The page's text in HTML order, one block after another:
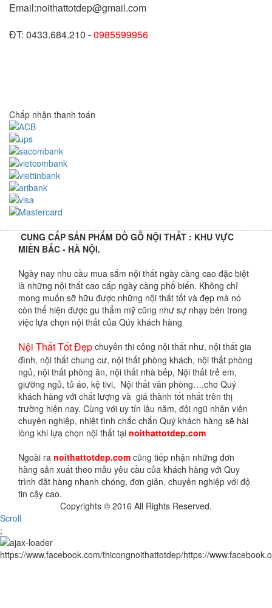
Email:noithattotdep@gmail.com
ĐT: 0433.684.210 -0985599956
Chấp nhận thanh toán
CUNG CẤP SẢN PHẨM ĐỒ GỖ NỘI THẤT : KHU VỰC
MIỀN BẮC - HÀ NỘI.
Ngày nay nhu cầu mua sắm nội thất ngày càng cao đặc biệt
là những nội thất cao cấp ngày càng phổ biến. Không chỉ
mong muốn sỡ hữu được những nội thất tốt và đẹp mà nó
còn thể hiện được gu thẩm mỹ cũng như sự nhạy bén trong
việc lựa chọn nội thất của Qúy khách hàng
Nội Thất Tốt Đẹp chuyên thi công nội thất như, nội thất gia
đình, nội thất chung cư, nội thất phòng khách, nội thất phòng
ngủ, nội thất phòng ăn, nội thất nhà bếp, Nội thất trẻ em,
giường ngủ, tủ áo, kệ tivi, Nội thất văn phòng….cho Quý
khách hàng với chất lượng và giá thành tốt nhất trên thị
trường hiện nay. Cùng với uy tín lâu năm, đội ngũ nhân viên
chuyên nghiệp, nhiệt tình chắc chắn Quý khách hàng sẽ hài
lòng khi lựa chọn nội thất tại noithattotdep.com
Ngoài ra noithattotdep.com cũng tiếp nhận những đơn
hàng sản xuất theo mẫu yêu cầu của khách hàng với Quy
trình đặt hàng nhanh chóng, đơn giản, chuyên nghiệp với độ
tin cậy cao.
Copyrights © 2016 All Rights Reserved.
Scroll
;
https://www.facebook.com/thicongnoithattotdep/https://